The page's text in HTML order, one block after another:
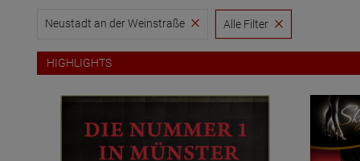
Neustadt an der Weinstraße Alle Filter
HIGHLIGHTS